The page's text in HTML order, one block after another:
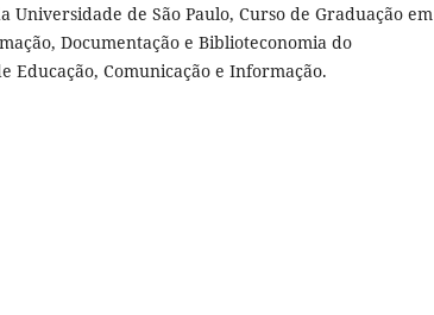
Universidade de São Paulo, Curso de Graduação em
Documentação e Biblioteconomia do
Educação, Comunicação e Informação.